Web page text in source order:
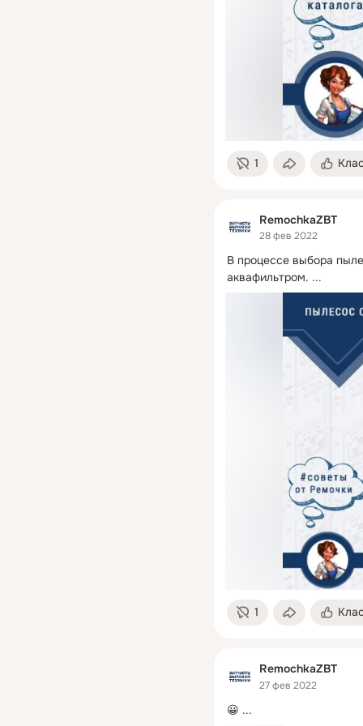
1
RemochkaZBT
28 фев 2022
В процессе выбора
аквафильтром. ...
1
RemochkaZBT
27 фев 2022
😀 ...